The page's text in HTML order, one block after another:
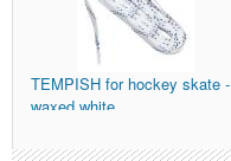
TEMPISH for hockey skate -
waxed white